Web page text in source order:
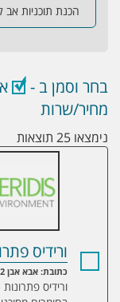
הכנת תוכניות אב
בחר וסמן ב -
מחיר/שרות
נימצאו 25 תוצאות
ורידיס
כתובת: אבא אבן 2, הרצליה פיתוח 47125
ורידיס